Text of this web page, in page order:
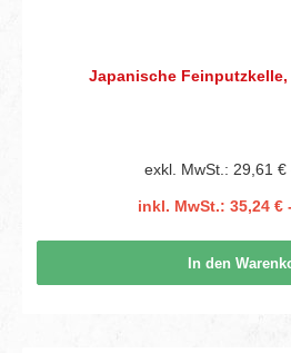
Japanische
exkl. MwSt.: 29,61
inkl. MwSt.: 35,24 €
In den